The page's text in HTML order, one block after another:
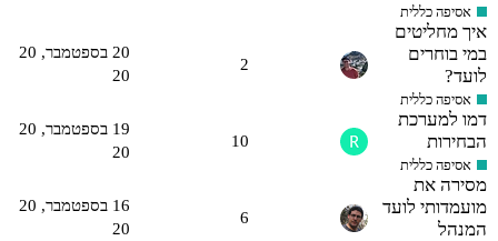
אסיפה כללית
איך מחליטים
במי בוחרים
לועד?
אסיפה כללית
2
20 בספטמבר,‏ 20
20
דמו למערכת
הבחירות
אסיפה כללית
10
19 בספטמבר,‏ 20
20
מסירה את
מועמדותי לועד
המנהל
6
16 בספטמבר,‏ 20
20